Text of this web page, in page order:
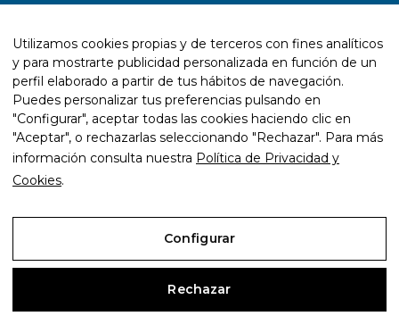
Pintar parkings
Pintar pistas deportivas
Señalética y rotulación
Diseño wayfinding
Trabajos con resina epoxi
Trabajos con pintura ecológica
Mantenimiento y rehabilitación de infraestructuras
Utilizamos cookies propias y de terceros con fines analíticos
y para mostrarte publicidad personalizada en función de un
perfil elaborado a partir de tus hábitos de navegación.
Puedes personalizar tus preferencias pulsando en
"Configurar", aceptar todas las cookies haciendo clic en
"Aceptar", o rechazarlas seleccionando "Rechazar". Para más
información consulta nuestra Política de Privacidad y
Cookies.
Configurar
Rechazar
Aviso Legal